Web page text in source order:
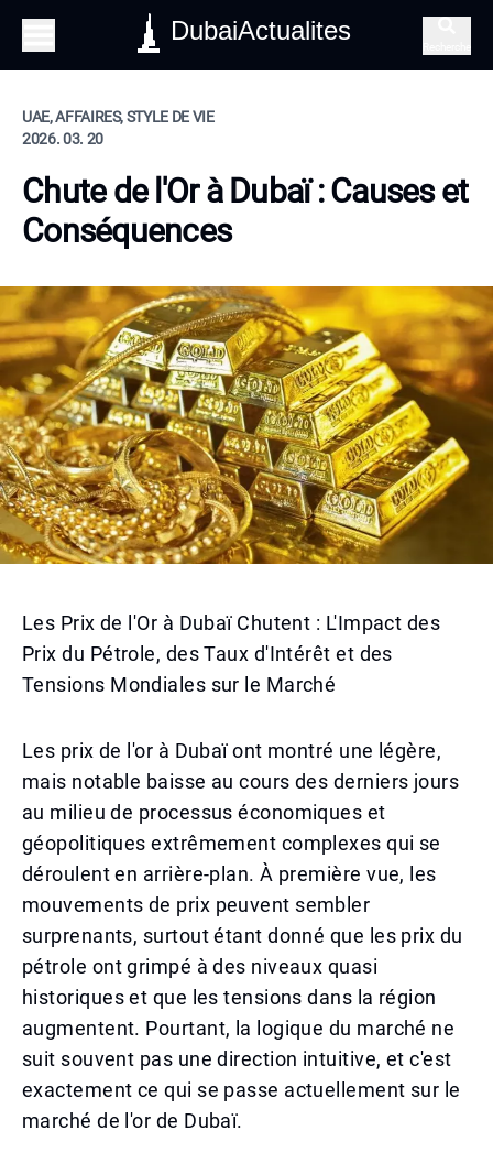
DubaiActualites
UAE, AFFAIRES, STYLE DE VIE
2026. 03. 20
Chute de l'Or à Dubaï : Causes et
Conséquences
Les Prix de l'Or à Dubaï Chutent : L'Impact des
Prix du Pétrole, des Taux d'Intérêt et des
Tensions Mondiales sur le Marché
Les prix de l'or à Dubaï ont montré une légère,
mais notable baisse au cours des derniers jours
au milieu de processus économiques et
géopolitiques extrêmement complexes qui se
déroulent en arrière-plan. À première vue, les
mouvements de prix peuvent sembler
surprenants, surtout étant donné que les prix du
pétrole ont grimpé à des niveaux quasi
historiques et que les tensions dans la région
augmentent. Pourtant, la logique du marché ne
suit souvent pas une direction intuitive, et c'est
exactement ce qui se passe actuellement sur le
marché de l'or de Dubaï.